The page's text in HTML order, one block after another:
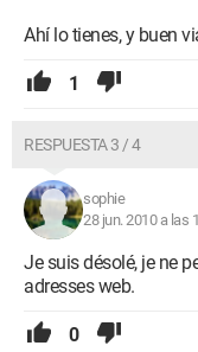
Ahí lo tienes, y buen
1
RESPUESTA 3 / 4
sophie
28 jun. 2010 a las
Je suis désolé, je ne
adresses web.
0